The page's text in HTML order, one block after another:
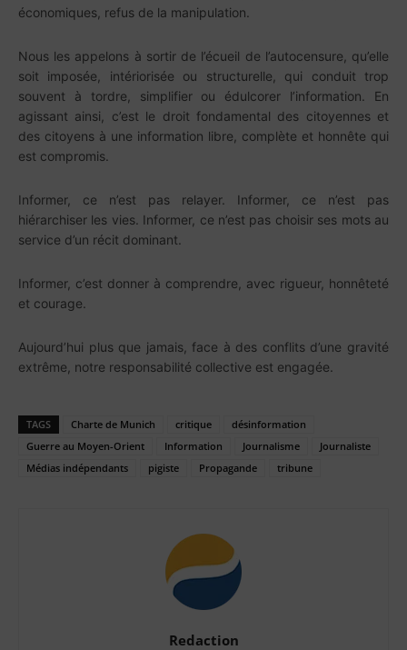
économiques, refus de la manipulation.
Nous les appelons à sortir de l’écueil de l’autocensure, qu’elle
soit imposée, intériorisée ou structurelle, qui conduit trop
souvent à tordre, simplifier ou édulcorer l’information. En
agissant ainsi, c’est le droit fondamental des citoyennes et
des citoyens à une information libre, complète et honnête qui
est compromis.
Informer, ce n’est pas relayer. Informer, ce n’est pas
hiérarchiser les vies. Informer, ce n’est pas choisir ses mots au
service d’un récit dominant.
Informer, c’est donner à comprendre, avec rigueur, honnêteté
et courage.
Aujourd’hui plus que jamais, face à des conflits d’une gravité
extrême, notre responsabilité collective est engagée.
TAGS Charte de Munich critique
désinformation
Guerre au Moyen-Orient
Information Journalisme
Journaliste
Médias indépendants
pigiste Propagande tribune
Redaction